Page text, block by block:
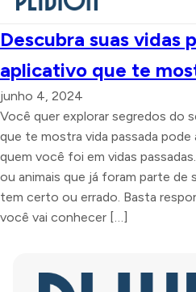
Descubra suas vidas
aplicativo que te
junho 4, 2024
Você quer explorar segredos do
que te mostra vida passada pode
quem você foi em vidas
ou animais que já foram parte de
tem certo ou errado. Basta
você vai conhecer […]